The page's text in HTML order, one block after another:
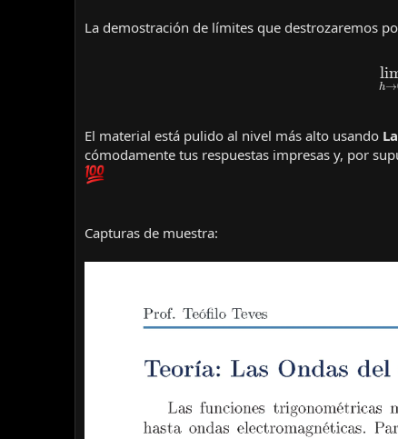
La demostración de límites que destrozaremos
El material está pulido al nivel más alto usando
cómodamente tus respuestas impresas y, por
Capturas de muestra: